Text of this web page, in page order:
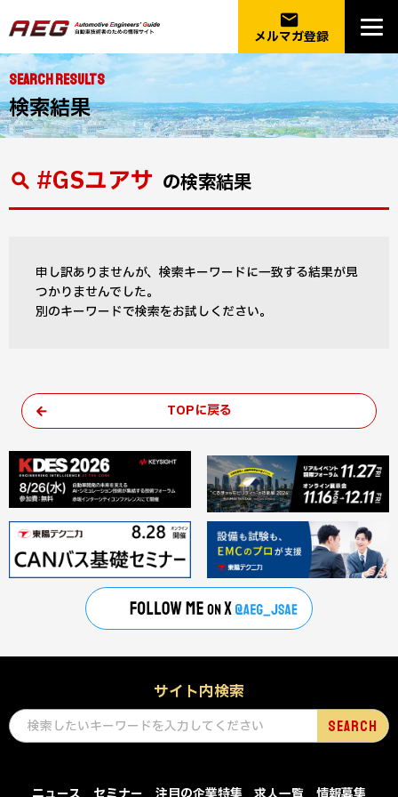
email
メルマガ登録
SEARCH RESULTS
検索結果
#GSユアサ の検索結果
申し訳ありませんが、検索キーワードに一致する結果が見
つかりませんでした。
別のキーワードで検索をお試しください。
TOPに戻る
サイト内検索